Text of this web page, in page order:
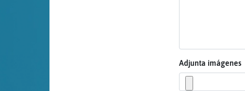
Adjunta imágenes